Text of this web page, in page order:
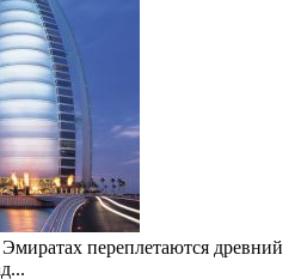
переплетаются древний